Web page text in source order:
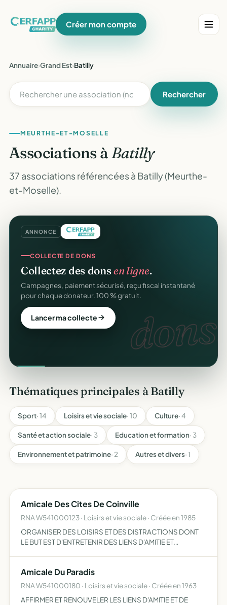
Créer mon compte
Annuaire›Grand Est›Batilly
Rechercher
MEURTHE-ET-MOSELLE
Associations àBatilly
37 associations référencées à Batilly (Meurthe-
et-Moselle).
ANNONCE
dons.
COLLECTE DE DONS
Collectez des donsen ligne.
Campagnes, paiement sécurisé, reçu fiscal instantané
pour chaque donateur. 100 % gratuit.
Lancer ma collecte
Thématiques principales à Batilly
Sport· 14 Loisirs et vie sociale· 10 Culture· 4
Santé et action sociale· 3 Education et formation· 3
Environnement et patrimoine· 2 Autres et divers· 1
Amicale Des Cites De Coinville
RNA W541000123 · Loisirs et vie sociale · Créée en 1985
ORGANISER DES LOISIRS ET DES DISTRACTIONS DONT
LE BUT EST D'ENTRETENIR DES LIENS D'AMITIE ET
Amicale Du Paradis
RNA W541000180 · Loisirs et vie sociale · Créée en 1963
AFFIRMER ET RENOUVELER LES LIENS D'AMITIE ET DE